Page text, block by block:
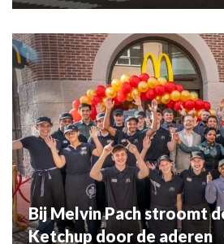
Bij Melvin Pach stroomt
Ketchup door de aderen